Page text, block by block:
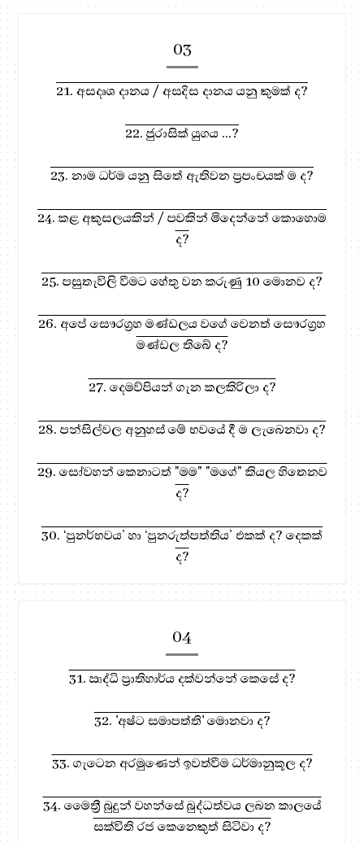
03
21. අසදෘශ දානය / අසදිස දානය යනු කුමක් ද?
22. ජුරාසික් යුගය ...?
23. නාම ධර්ම යනු සිතේ ඇතිවන ප්‍රපංචයක් ම ද?
24. කළ අකුසලයකින් / පවකින් මිදෙන්නේ කොහොම
ද?
25. පසුතැවිලි වීමට හේතු වන කරුණු 10 මොනව ද?
26. අපේ සෞරග්‍රහ මණ්ඩලය වගේ වෙනත් සෞරග්‍රහ
මණ්ඩල තිබේ ද?
27. දෙමව්පියන් ගැන කලකිරිලා ද?
28. පන්සිල්වල අනුහස් මේ භවයේ දී ම ලැබෙනවා ද?
29. සෝවහන් කෙනාටත් "මම" "මගේ" කියල හිතෙනව
ද?
30. ‘පුනර්භවය’ හා ‘පුනරුත්පත්තිය’ එකක් ද? දෙකක්
ද?
04
31. ඍද්ධි ප්‍රාතිහාර්ය දක්වන්නේ කෙසේ ද?
32. 'අෂ්ට සමාපත්ති' මොනවා ද?
33. ගැටෙන අරමුණෙන් ඉවත්වීම ධර්මානුකූල ද?
34. මෛත්‍රී බුදුන් වහන්සේ බුද්ධත්වය ලබන කාලයේ
සක්විති රජ කෙනෙකුත් සිටිවා ද?